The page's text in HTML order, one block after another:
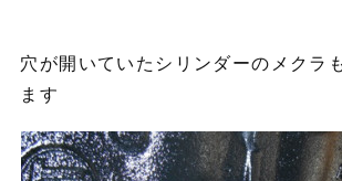
穴が開いていたシリンダーのメクラ
ます